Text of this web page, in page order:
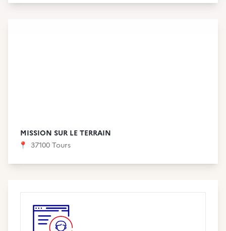
MISSION SUR LE TERRAIN
📍 37100 Tours